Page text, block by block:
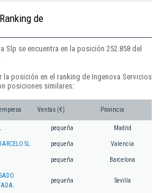
de
Slp se encuentra en la posición 252.858 del
posición en el ranking de Ingenova Servicios
posiciones similares:
Ventas (€) Provincia
pequeña Madrid
SL pequeña Valencia
pequeña Barcelona
pequeña Sevilla